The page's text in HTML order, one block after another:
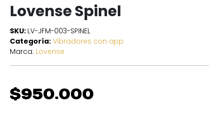
Lovense Spinel
SKU: LV-JFM-003-SPINEL
Categoría: Vibradores con app
Marca: Lovense
$950.000